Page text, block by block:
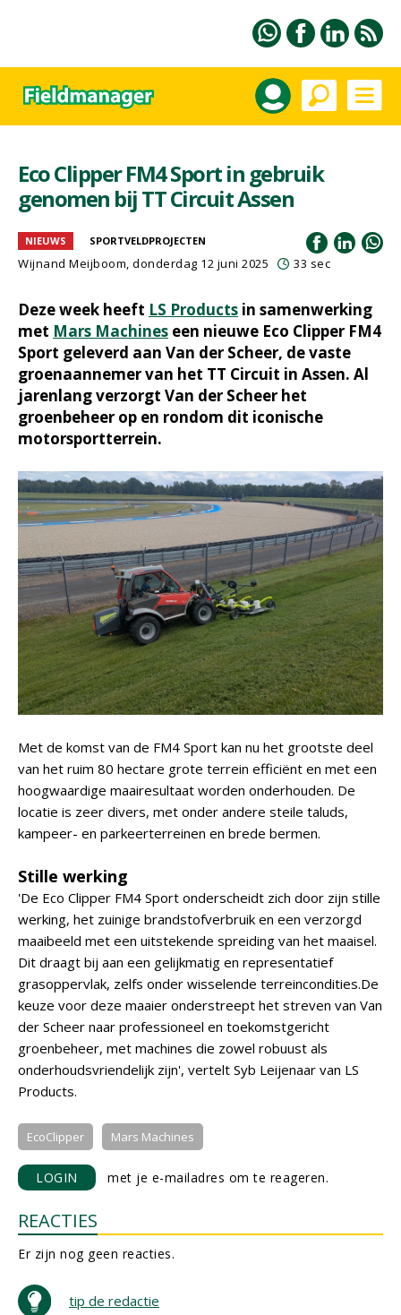
Eco Clipper FM4 Sport in gebruik
genomen bij TT Circuit Assen
NIEUWS SPORTVELDPROJECTEN
Wijnand Meijboom, donderdag 12 juni 2025 33 sec
Deze week heeft LS Products in samenwerking
met Mars Machines een nieuwe Eco Clipper FM4
Sport geleverd aan Van der Scheer, de vaste
groenaannemer van het TT Circuit in Assen. Al
jarenlang verzorgt Van der Scheer het
groenbeheer op en rondom dit iconische
motorsportterrein.
Met de komst van de FM4 Sport kan nu het grootste deel
van het ruim 80 hectare grote terrein efficiënt en met een
hoogwaardige maairesultaat worden onderhouden. De
locatie is zeer divers, met onder andere steile taluds,
kampeer- en parkeerterreinen en brede bermen.
Stille werking
'De Eco Clipper FM4 Sport onderscheidt zich door zijn stille
werking, het zuinige brandstofverbruik en een verzorgd
maaibeeld met een uitstekende spreiding van het maaisel.
Dit draagt bij aan een gelijkmatig en representatief
grasoppervlak, zelfs onder wisselende terreincondities.De
keuze voor deze maaier onderstreept het streven van Van
der Scheer naar professioneel en toekomstgericht
groenbeheer, met machines die zowel robuust als
onderhoudsvriendelijk zijn', vertelt Syb Leijenaar van LS
Products.
EcoClipper Mars Machines
LOGIN met je e-mailadres om te reageren.
REACTIES
Er zijn nog geen reacties.
tip de redactie